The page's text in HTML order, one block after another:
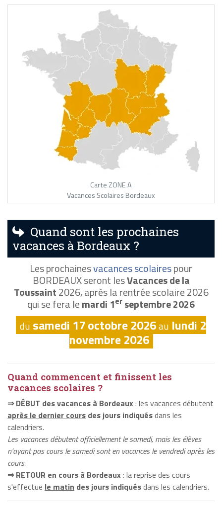
Carte ZONE A
Vacances Scolaires Bordeaux
Quand sont les prochaines
vacances à Bordeaux ?
Les prochainesvacances scolairespour
BORDEAUX seront lesVacances de la
Toussaint2026, après la rentrée scolaire 2026
qui se fera lemardi 1er septembre 2026
du samedi 17 octobre 2026au lundi 2
novembre 2026
Quand commencent et finissent les
vacances scolaires ?
⇒ DÉBUT des vacances à Bordeaux : les vacances débutent
après le dernier cours des jours indiquésdans les
calendriers.
Les vacances débutent officiellement le samedi, mais les élèves
n'ayant pas cours le samedi sont en vacances le vendredi après les
cours.
⇒ RETOUR en cours à Bordeaux : la reprise des cours
s'effectue le matin des jours indiquésdans les calendriers.